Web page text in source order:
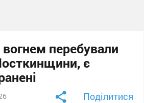
перебували
є
Поділитися